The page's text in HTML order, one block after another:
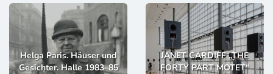
Helga Paris. Häuser und
Gesichter. Halle 1983–85
JANET CARDIFF „THE
FORTY PART MOTET“